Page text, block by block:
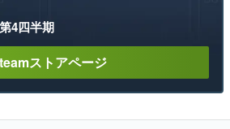
4四半期
ストアページ